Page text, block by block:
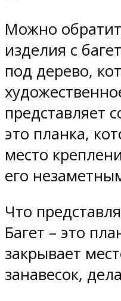
Можно
изделия с
под дерево,
представляет
это планка,
место
его
Что
Багет – это
закрывает
занавесок,